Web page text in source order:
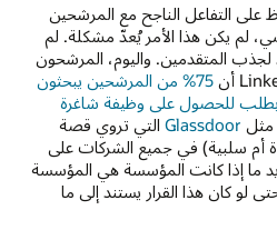
التفاعل الناجح مع المرشحين
لم يكن هذا الأمر يُعدّ مشكلة. لم
المتقدمين. واليوم، المرشحون
75% ‏من المرشحين يبحثون
للحصول على وظيفة شاغرة
مثل Glassdoor التي تروي قصة
أم سلبية) في جميع الشركات على
ما إذا كانت المؤسسة هي المؤسسة
لو كان هذا القرار يستند إلى ما